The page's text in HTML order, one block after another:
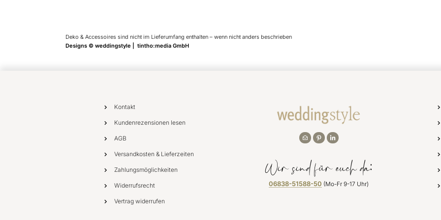
Deko & Accessoires sind nicht im Lieferumfang enthalten – wenn nicht anders beschrieben
Designs © weddingstyle | tintho:media GmbH
Kontakt
Kundenrezensionen lesen
AGB
Versandkosten & Lieferzeiten
Zahlungsmöglichkeiten
Widerrufsrecht
Vertrag widerrufen
Wir sind für euch da:
06838-51588-50 (Mo-Fr 9-17 Uhr)